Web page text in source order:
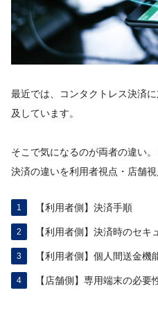
最近では、コンタクトレス決済
及しています。
そこで気になるのが両者の違い
決済の違いを利用者視点・店舗視
【利用者側】決済手順
【利用者側】決済時のセキ
【利用者側】個人間送金機
【店舗側】専用端末の必要